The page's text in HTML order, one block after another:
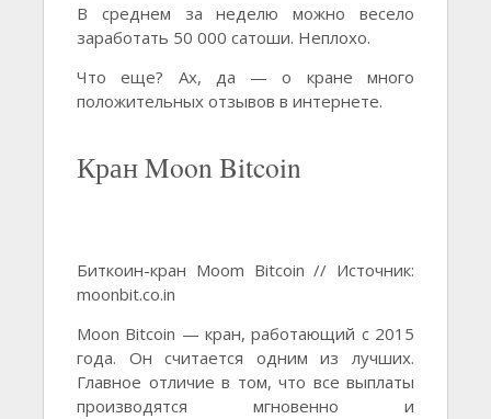
В среднем за неделю можно весело
заработать 50 000 сатоши. Неплохо.
Что еще? Ах, да — о кране много
положительных отзывов в интернете.
Кран Moon Bitcoin
Биткоин-кран Moom Bitcoin // Источник:
moonbit.co.in
Moon Bitcoin — кран, работающий с 2015
года. Он считается одним из лучших.
Главное отличие в том, что все выплаты
производятся мгновенно и